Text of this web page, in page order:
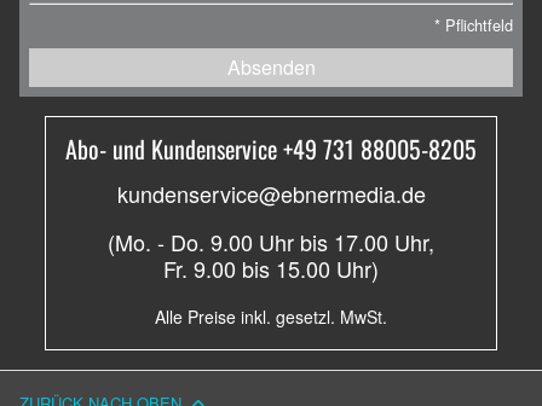
* Pflichtfeld
Absenden
Abo- und Kundenservice +49 731 88005-8205
kundenservice@ebnermedia.de
(Mo. - Do. 9.00 Uhr bis 17.00 Uhr,
Fr. 9.00 bis 15.00 Uhr)
Alle Preise inkl. gesetzl. MwSt.